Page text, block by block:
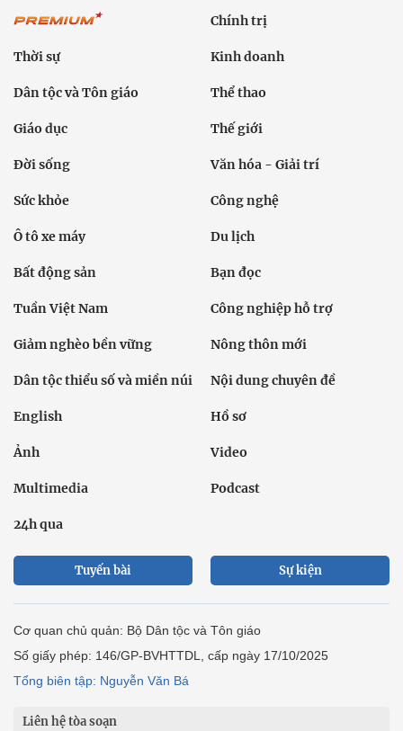
Chính trị
Thời sự Kinh doanh
Dân tộc và Tôn giáo Thể thao
Giáo dục Thế giới
Đời sống Văn hóa - Giải trí
Sức khỏe Công nghệ
Ô tô xe máy Du lịch
Bất động sản Bạn đọc
Tuần Việt Nam Công nghiệp hỗ trợ
Giảm nghèo bền vững Nông thôn mới
Dân tộc thiểu số và miền núi Nội dung chuyên đề
English Hồ sơ
Ảnh Video
Multimedia Podcast
24h qua
Tuyến bài Sự kiện
Cơ quan chủ quản: Bộ Dân tộc và Tôn giáo
Số giấy phép: 146/GP-BVHTTDL, cấp ngày 17/10/2025
Tổng biên tập: Nguyễn Văn Bá
Liên hệ tòa soạn